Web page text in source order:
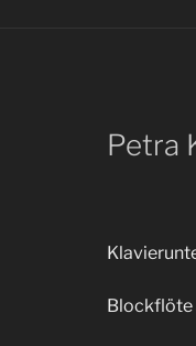
Petra
Blockflöte